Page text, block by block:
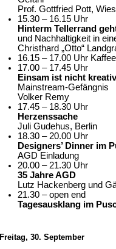
Prof. Gottfried Pott,
15.30 – 16.15 Uhr
Hinterm Tellerrand
und Nachhaltigkeit in
Christhard „Otto“
16.15 – 17.00 Uhr
17.00 – 17.45 Uhr
Einsam ist nicht
Mainstream-Gefängnis
Volker Remy
17.45 – 18.30 Uhr
Herzenssache
Juli Gudehus, Berlin
18.30 – 20.00 Uhr
Designers’ Dinner im
AGD Einladung
20.00 – 21.30 Uhr
35 Jahre AGD
Lutz Hackenberg und
21.30 – open end
Tagesausklang im
Freitag, 30. September